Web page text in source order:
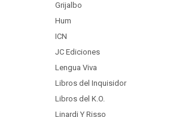
Grijalbo
Hum
ICN
JC Ediciones
Lengua Viva
Libros del Inquisidor
Libros del K.O.
Linardi Y Risso